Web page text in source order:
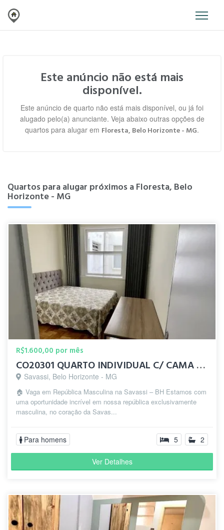
Este anúncio não está mais
disponível.
Este anúncio de quarto não está mais disponível, ou já foi
alugado pelo(a) anunciante. Veja abaixo outras opções de
quartos para alugar em Floresta, Belo Horizonte - MG.
Quartos para alugar próximos a Floresta, Belo
Horizonte - MG
R$1.600,00 por mês
CO20301 QUARTO INDIVIDUAL C/ CAMA DE CASAL SAVASSI
Savassi, Belo Horizonte - MG
🏠 Vaga em República Masculina na Savassi – BH Estamos com
uma oportunidade incrível em nossa república exclusivamente
masculina, no coração da Savas...
Para homens 5 2
Ver Detalhes